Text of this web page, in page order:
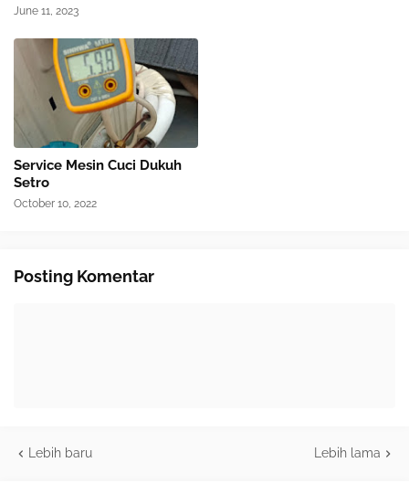
June 11, 2023
Service Mesin Cuci Dukuh
Setro
October 10, 2022
Posting Komentar
Lebih baru Lebih lama